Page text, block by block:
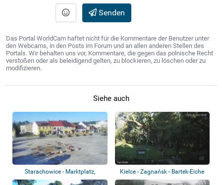
Senden
Das Portal WorldCam haftet nicht für die Kommentare der Benutzer unter
den Webcams, in den Posts im Forum und an allen anderen Stellen des
Portals. Wir behalten uns vor, Kommentare, die gegen das polnische Recht
verstoßen oder als beleidigend gelten, zu blockieren, zu löschen oder zu
modifizieren.
Siehe auch
Starachowice - Marktplatz,
Stadtpark
Kielce - Zagnańsk - Bartek-Eiche